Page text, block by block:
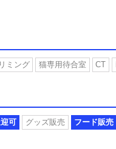
ミング 猫専用待合室 CT
可 グッズ販売 フード販売